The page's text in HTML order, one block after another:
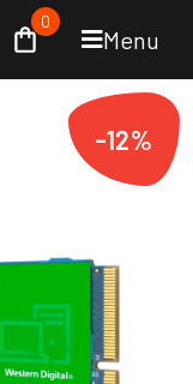
Menu
0
-12%